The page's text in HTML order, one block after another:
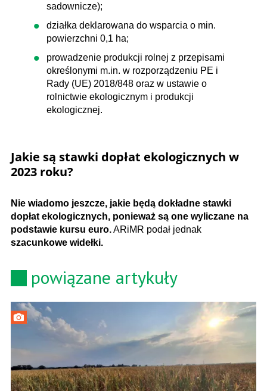
sadownicze);
działka deklarowana do wsparcia o min.
powierzchni 0,1 ha;
prowadzenie produkcji rolnej z przepisami
określonymi m.in. w rozporządzeniu PE i
Rady (UE) 2018/848 oraz w ustawie o
rolnictwie ekologicznym i produkcji
ekologicznej.
Jakie są stawki dopłat ekologicznych w
2023 roku?
Nie wiadomo jeszcze, jakie będą dokładne stawki
dopłat ekologicznych, ponieważ są one wyliczane na
podstawie kursu euro.ARiMR podał jednak
szacunkowe widełki.
powiązane artykuły